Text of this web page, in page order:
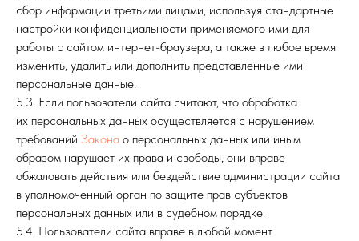
сбор информации третьими лицами, используя стандартные
настройки конфиденциальности применяемого ими для
работы с сайтом интернет-браузера, а также в любое время
изменить, удалить или дополнить представленные ими
персональные данные.
5.3. Если пользователи сайта считают, что обработка
их персональных данных осуществляется с нарушением
требований Закона о персональных данных или иным
образом нарушает их права и свободы, они вправе
обжаловать действия или бездействие администрации сайта
в уполномоченный орган по защите прав субъектов
персональных данных или в судебном порядке.
5.4. Пользователи сайта вправе в любой момент